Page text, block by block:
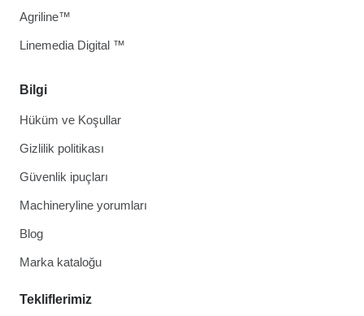
Bilgi
Hüküm ve Koşullar
Gizlilik politikası
Güvenlik ipuçları
Machineryline yorumları
Blog
Marka kataloğu
Tekliflerimiz
Agriline™
Linemedia Digital ™